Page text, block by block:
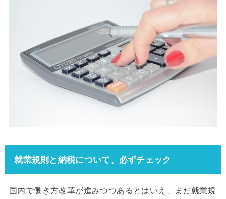
就業規則と納税について、必ずチェック
国内で働き方改革が進みつつあるとはいえ、まだ就業規